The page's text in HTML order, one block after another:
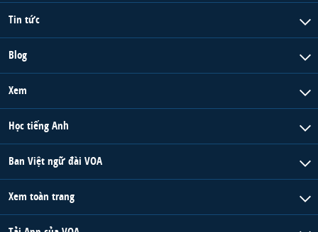
Tin tức
Blog
Xem
Học tiếng Anh
Ban Việt ngữ đài VOA
Xem toàn trang